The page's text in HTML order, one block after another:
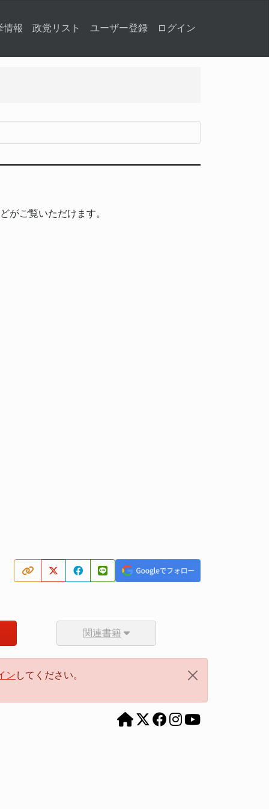
情報 政党リスト ユーザー登録 ログイン
がご覧いただけます。
関連書籍
ン してください。